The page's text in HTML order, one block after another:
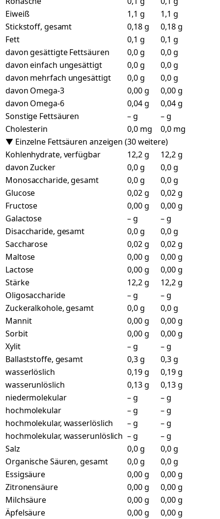
Eiweiß
1,1 g
1,1 g
Stickstoff, gesamt
0,18 g
0,18 g
Fett
0,1 g
0,1 g
davon gesättigte Fettsäuren
0,0 g
0,0 g
davon einfach ungesättigt
0,0 g
0,0 g
davon mehrfach ungesättigt
0,0 g
0,0 g
davon Omega-3
0,00 g
0,00 g
davon Omega-6
0,04 g
0,04 g
Sonstige Fettsäuren
– g
– g
Cholesterin
0,0 mg
0,0 mg
▼ Einzelne Fettsäuren anzeigen (30 weitere)
Kohlenhydrate, verfügbar
12,2 g
12,2 g
davon Zucker
0,0 g
0,0 g
Monosaccharide, gesamt
0,0 g
0,0 g
Glucose
0,02 g
0,02 g
Fructose
0,00 g
0,00 g
Galactose
– g
– g
Disaccharide, gesamt
0,0 g
0,0 g
Saccharose
0,02 g
0,02 g
Maltose
0,00 g
0,00 g
Lactose
0,00 g
0,00 g
Stärke
12,2 g
12,2 g
Oligosaccharide
– g
– g
Zuckeralkohole, gesamt
0,0 g
0,0 g
Mannit
0,00 g
0,00 g
Sorbit
0,00 g
0,00 g
Xylit
– g
– g
Ballaststoffe, gesamt
0,3 g
0,3 g
wasserlöslich
0,19 g
0,19 g
wasserunlöslich
0,13 g
0,13 g
niedermolekular
– g
– g
hochmolekular
– g
– g
hochmolekular, wasserlöslich
– g
– g
hochmolekular, wasserunlöslich – g
– g
Salz
0,0 g
0,0 g
Organische Säuren, gesamt
0,0 g
0,0 g
Essigsäure
0,00 g
0,00 g
Zitronensäure
0,00 g
0,00 g
Milchsäure
0,00 g
0,00 g
Äpfelsäure
0,00 g
0,00 g